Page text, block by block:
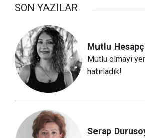
SON YAZILAR
Mutlu
Mutlu olmayı
hatırladık!
Serap